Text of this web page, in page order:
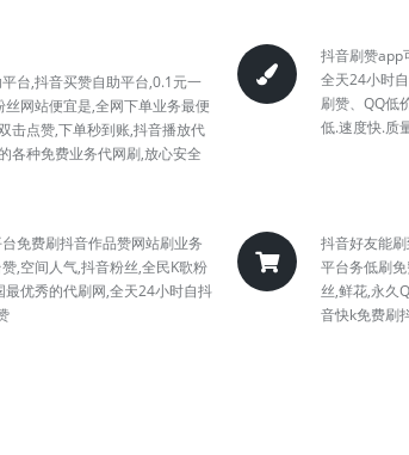
台,抖音买赞自助平台,0.1元一
网站便宜是,全网下单业务最便
击点赞,下单秒到账,抖音播放代
各种免费业务代网刷,放心安全
抖音刷赞app
全天24小时
刷赞、QQ低
低.速度快.质
免费刷抖音作品赞网站刷业务
,空间人气,抖音粉丝,全民K歌粉
最优秀的代刷网,全天24小时自抖
抖音好友能
平台务低刷
丝,鲜花,永久
音快k免费刷